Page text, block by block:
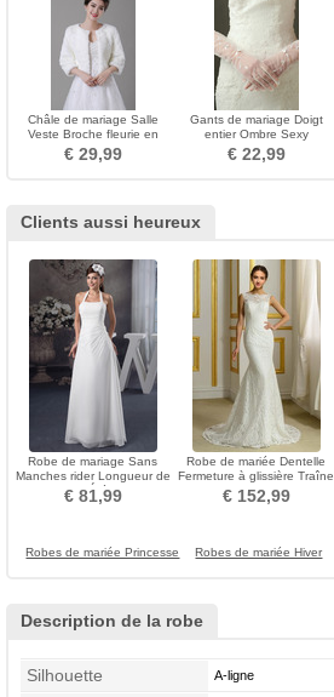
Châle de mariage Salle
Veste Broche fleurie en
cristal Informel
€ 29,99
Gants de mariage Doigt
entier Ombre Sexy
Translucide Tulle Longue
€ 22,99
Clients aussi heureux
Robe de mariage Sans
Manches rider Longueur de
plancher Été Simple
€ 81,99
Robe de mariée Dentelle
Fermeture à glissière Traîne
Courte Mince
€ 152,99
Robes de mariée Princesse Robes de mariée Hiver
Description de la robe
Silhouette A-ligne